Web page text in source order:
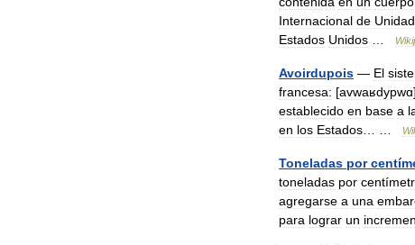
Internacional de
Estados Unidos
Avoirdupois — El
francesa: [avwaʁdypwɑ
establecido en base a
en los Estados
Toneladas por
toneladas por
agregarse a una
para lograr un